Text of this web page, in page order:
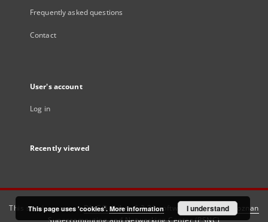
Frequently asked questions
Contact
User's account
Log in
Recently viewed
This service runs onDInGO dLibra 6.3.21software created by
Poznan
Supercomputing and Networking Center (PSNC)
This page uses 'cookies'. More information I understand